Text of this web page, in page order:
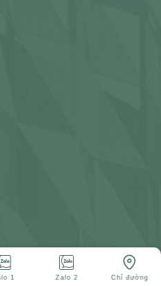
1 Zalo 2 Chỉ đường